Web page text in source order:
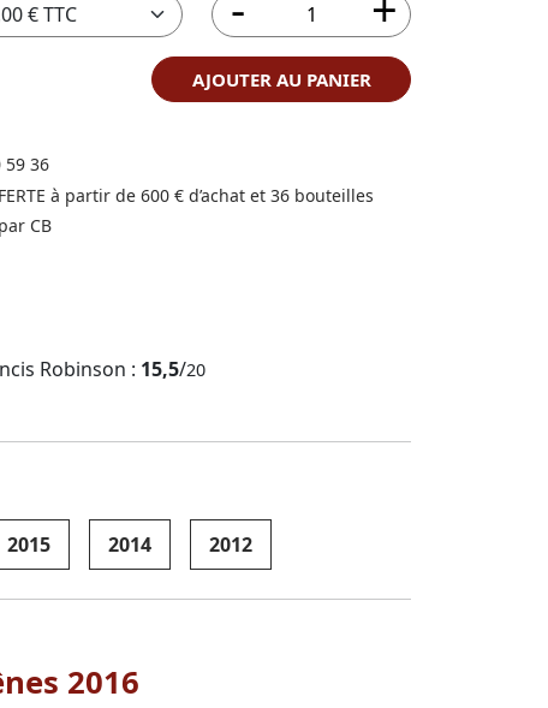
AJOUTER AU PANIER
59 36
à partir de 600 € d’achat et 36 bouteilles
CB
Robinson : 15,5/20
2015 2014 2012
2016